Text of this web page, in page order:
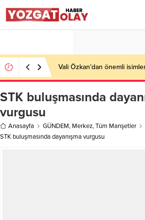
Vali Özkan’dan önemli
STK buluşmasında
vurgusu
Anasayfa GÜNDEM, Merkez,Tüm Manşetler
STK buluşmasında dayanışma vurgusu